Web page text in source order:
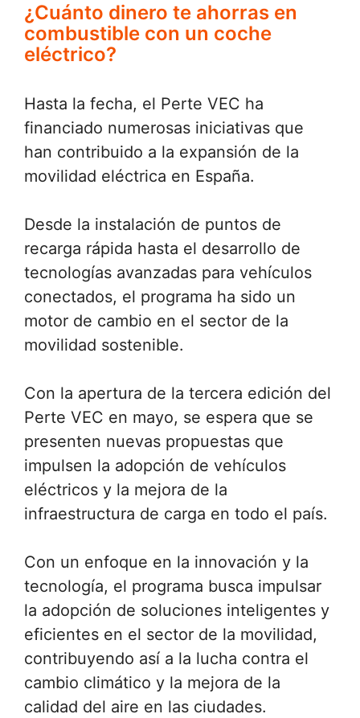
¿Cuánto dinero te ahorras en
combustible con un coche
eléctrico?
Hasta la fecha, el Perte VEC ha
financiado numerosas iniciativas que
han contribuido a la expansión de la
movilidad eléctrica en España.
Desde la instalación de puntos de
recarga rápida hasta el desarrollo de
tecnologías avanzadas para vehículos
conectados, el programa ha sido un
motor de cambio en el sector de la
movilidad sostenible.
Con la apertura de la tercera edición del
Perte VEC en mayo, se espera que se
presenten nuevas propuestas que
impulsen la adopción de vehículos
eléctricos y la mejora de la
infraestructura de carga en todo el país.
Con un enfoque en la innovación y la
tecnología, el programa busca impulsar
la adopción de soluciones inteligentes y
eficientes en el sector de la movilidad,
contribuyendo así a la lucha contra el
cambio climático y la mejora de la
calidad del aire en las ciudades.